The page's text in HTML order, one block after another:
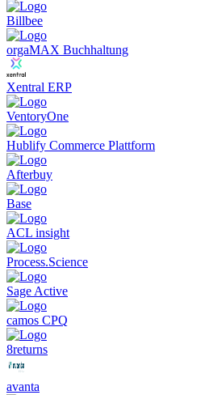
Zentralisierte
Verwaltung aller Bestellungen
Integration in
genaue Bestandskontrolle und -
Prozess von der Bestellung bis
Kundenmanagement und
Einblicke in
Flexibilität und Skalierbarkeit
und die Veränderungen des
Billbee
orgaMAX Buchhaltung
Xentral ERP
VentoryOne
Hublify Commerce Plattform
Afterbuy
Base
ACL insight
Process.Science
Sage Active
camos CPQ
8returns
avanta